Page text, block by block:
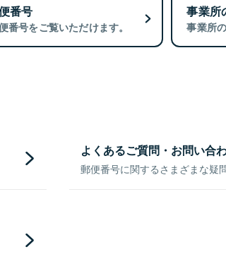
番号
番号をご覧いただけます。
事業所
事業所
よくあるご質問・お問い合
郵便番号に関するさまざまな疑